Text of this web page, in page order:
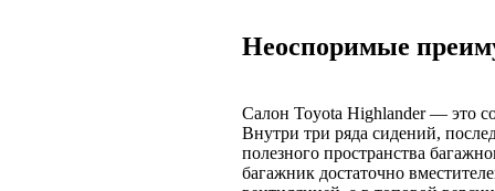
Неоспоримые
Салон Toyota Highlander — это
Внутри три ряда сидений,
полезного пространства
багажник достаточно